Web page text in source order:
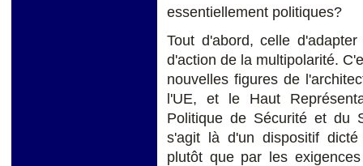
essentiellement politiques?
Tout d'abord, celle
d'action de la multipolarité.
nouvelles figures de
l'UE, et le Haut
Politique de Sécurité et du
s'agit là d'un dispositif
plutôt que par les